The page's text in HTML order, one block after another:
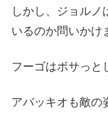
しかし、ジョルノ
いるのか問いかけ
フーゴはボサっと
アバッキオも敵の